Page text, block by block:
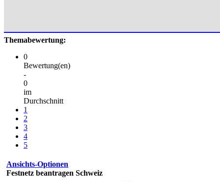
Themabewertung:
0
Bewertung(en)
-
0
im
Durchschnitt
1
2
3
4
5
Ansichts-Optionen
Festnetz beantragen Schweiz